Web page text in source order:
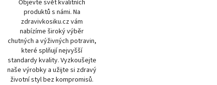
Objevte svět kvalitních
produktů s námi. Na
zdravivkosiku.cz vám
nabízíme široký výběr
chutných a výživných potravin,
které splňují nejvyšší
standardy kvality. Vyzkoušejte
naše výrobky a užijte si zdravý
životní styl bez kompromisů.